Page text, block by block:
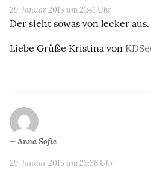
29. Januar 2015 um 21:41 Uhr
Der sieht sowas von lecker aus.
Liebe Grüße Kristina von
Anna Sofie
29. Januar 2015 um 23:38 Uhr